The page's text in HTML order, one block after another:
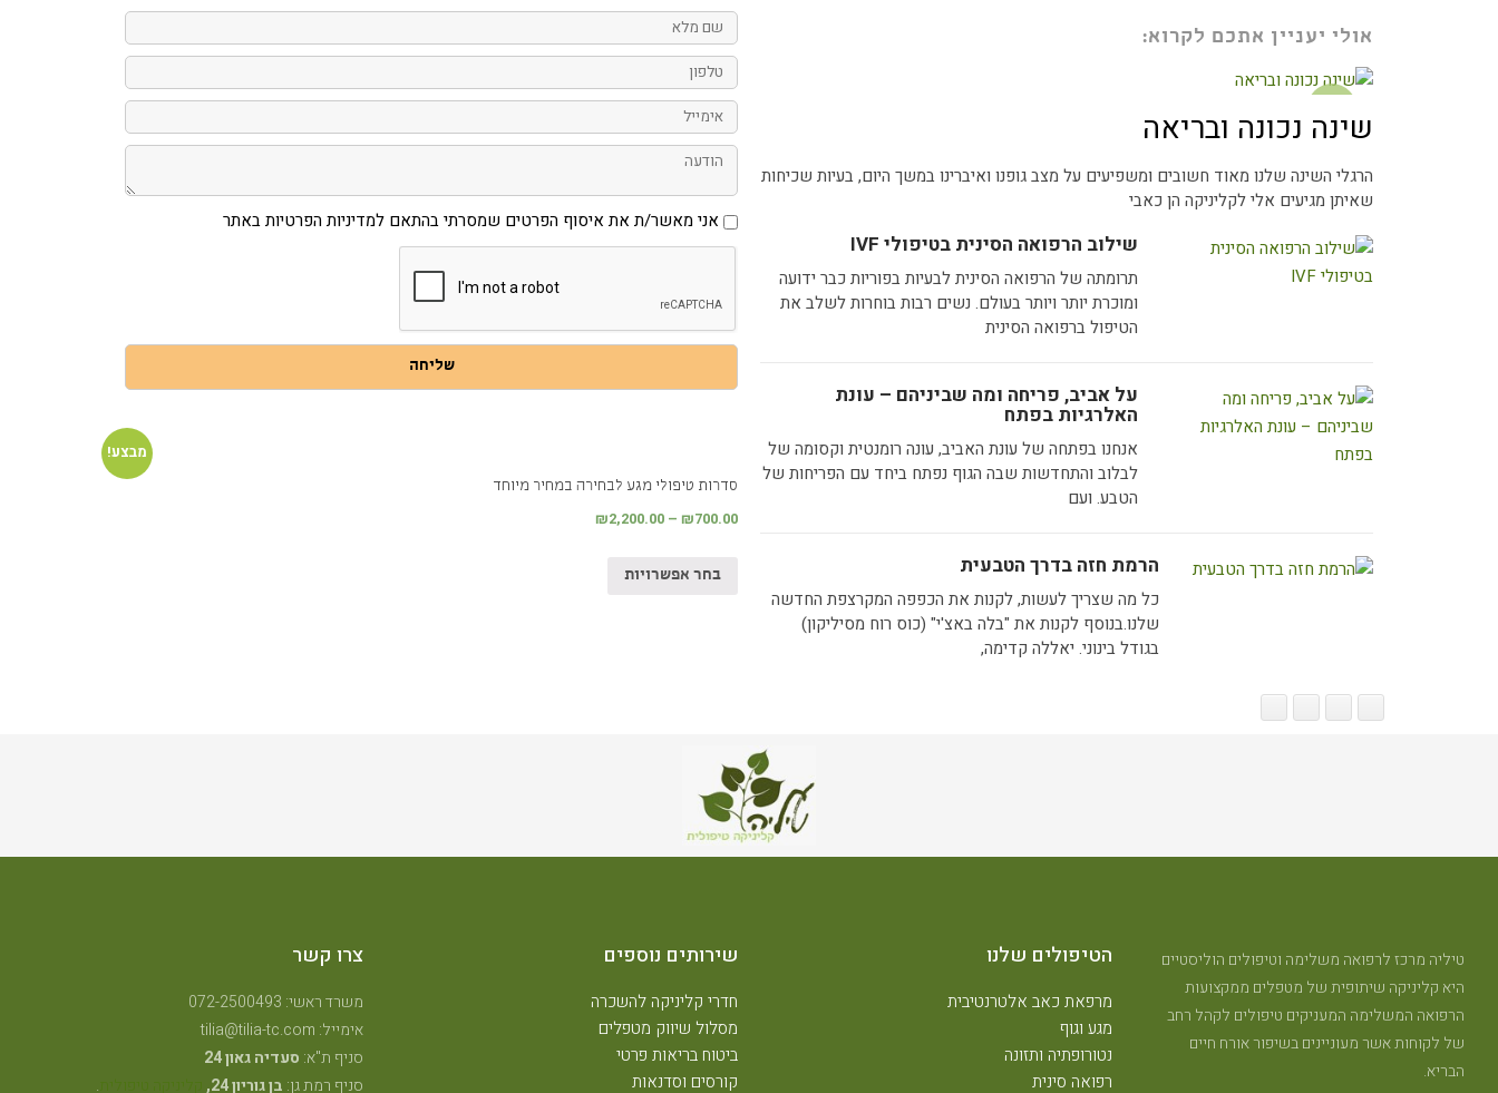
אולי יעניין אתכם לקרוא:
שינה נכונה ובריאה
הרגלי השינה שלנו מאוד חשובים ומשפיעים על מצב גופנו ואיברינו במשך היום, בעיות שכיחות
שאיתן מגיעים אלי לקליניקה הן כאבי
שילוב הרפואה הסינית בטיפולי IVF
תרומתה של הרפואה הסינית לבעיות בפוריות כבר ידועה
ומוכרת יותר ויותר בעולם. נשים רבות בוחרות לשלב את
הטיפול ברפואה הסינית
על אביב, פריחה ומה שביניהם – עונת
האלרגיות בפתח
אנחנו בפתחה של עונת האביב, עונה רומנטית וקסומה של
לבלוב והתחדשות שבה הגוף נפתח ביחד עם הפריחות של
הטבע. ועם
הרמת חזה בדרך הטבעית
כל מה שצריך לעשות, לקנות את הכפפה המקרצפת החדשה
שלנו.בנוסף לקנות את "בלה באצ'י" (כוס רוח מסיליקון)
בגודל בינוני. יאללה קדימה,
שם
מלא
טלפון
אימייל
הודעה
אני
מאשר/ת
את
שמסרתי
בהתאם
למדיניות
הפרטיות
אני מאשר/ת את איסוף הפרטים שמסרתי בהתאם למדיניות הפרטיות באתר
שליחה
מבצע!
סדרות טיפולי מגע לבחירה במחיר מיוחד
₪700.00
–
₪2,200.00
בחר אפשרויות
טיליה מרכז לרפואה משלימה וטיפולים הוליסטיים
היא קליניקה שיתופית של מטפלים ממקצועות
הרפואה המשלימה המעניקים טיפולים לקהל רחב
של לקוחות אשר מעוניינים בשיפור אורח חיים
הבריא.
הטיפולים שלנו
מרפאת כאב אלטרנטיבית
מגע וגוף
נטורופתיה ותזונה
רפואה סינית
שירותים נוספים
חדרי קליניקה להשכרה
מסלול שיווק מטפלים
ביטוח בריאות פרטי
קורסים וסדנאות
צרו קשר
משרד ראשי: 072-2500493
אימייל: tilia@tilia-tc.com
סניף ת"א: סעדיה גאון 24
סניף רמת גן: בן גוריון 24, .